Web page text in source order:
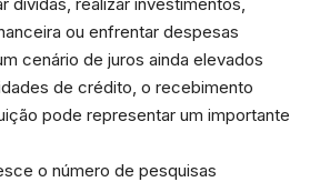
ou enfrentar despesas
cenário de juros ainda elevados
de crédito, o recebimento
pode representar um importante
o número de pesquisas